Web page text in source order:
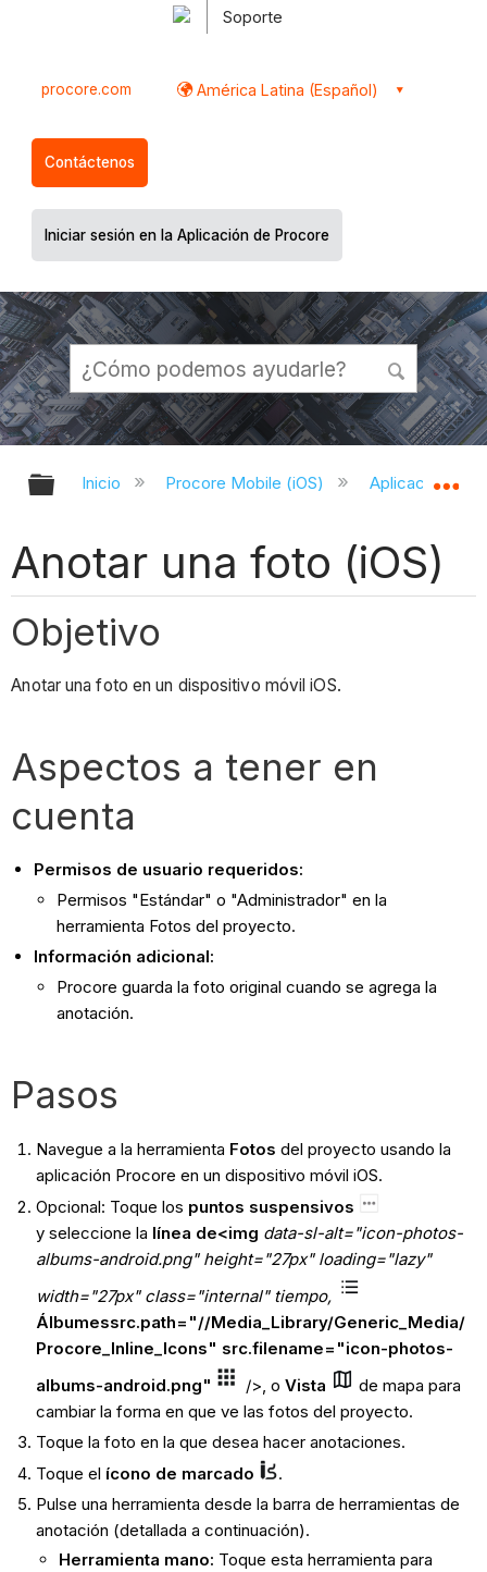
Soporte
procore.com América Latina (Español)
Contáctenos
Iniciar sesión en la Aplicación de Procore
Expandir/contraer jerarquía global
Inicio Procore Mobile (iOS) Aplicación iOS
Anotar una foto (iOS)
Objetivo
Anotar una foto en un dispositivo móvil iOS.
Aspectos a tener en
cuenta
Permisos de usuario requeridos:
Permisos "Estándar" o "Administrador" en la
herramienta Fotos del proyecto.
Información adicional:
Procore guarda la foto original cuando se agrega la
anotación.
Pasos
Navegue a la herramienta Fotos del proyecto usando la
aplicación Procore en un dispositivo móvil iOS.
Opcional: Toque los puntos suspensivos
y seleccione la línea de<img data-sl-alt="icon-photos-
albums-android.png" height="27px" loading="lazy"
width="27px" class="internal" tiempo,
Álbumessrc.path="//Media_Library/Generic_Media/
Procore_Inline_Icons" src.filename="icon-photos-
albums-android.png"
/>, o Vista
de mapa para
cambiar la forma en que ve las fotos del proyecto.
Toque la foto en la que desea hacer anotaciones.
Toque el ícono de marcado
.
Pulse una herramienta desde la barra de herramientas de
anotación (detallada a continuación).
Herramienta mano: Toque esta herramienta para